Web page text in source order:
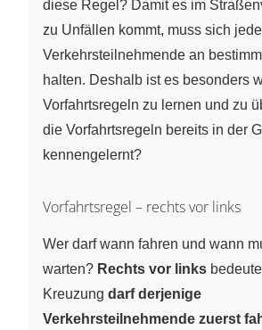
diese Regel? Damit es im
zu Unfällen kommt, muss sich
Verkehrsteilnehmende an
halten. Deshalb ist es besonders
Vorfahrtsregeln zu lernen und zu
die Vorfahrtsregeln bereits in der
kennengelernt?
Vorfahrtsregel – rechts vor links
Wer darf wann fahren und wann
warten? Rechts vor links
Kreuzung darf derjenige
Verkehrsteilnehmende zuerst